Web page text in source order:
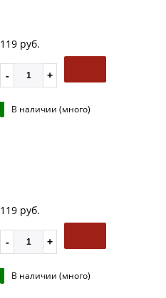
119 руб.
В наличии (много)
119 руб.
В наличии (много)